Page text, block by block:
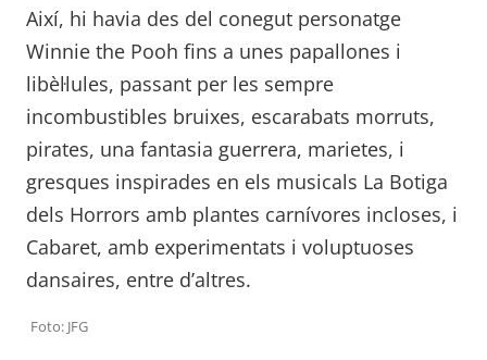
Així, hi havia des del conegut personatge
Winnie the Pooh fins a unes papallones i
libèl·lules, passant per les sempre
incombustibles bruixes, escarabats morruts,
pirates, una fantasia guerrera, marietes, i
gresques inspirades en els musicals La Botiga
dels Horrors amb plantes carnívores incloses, i
Cabaret, amb experimentats i voluptuoses
dansaires, entre d’altres.
Foto: JFG